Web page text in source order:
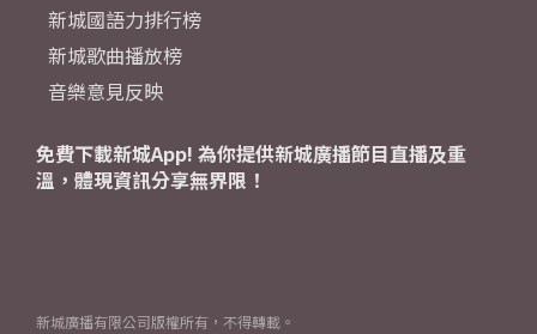
新城國語力排行榜
新城歌曲播放榜
音樂意見反映
免費下載新城App! 為你提供新城廣播節目直播及重
溫，體現資訊分享無界限！
新城廣播有限公司版權所有，不得轉載。